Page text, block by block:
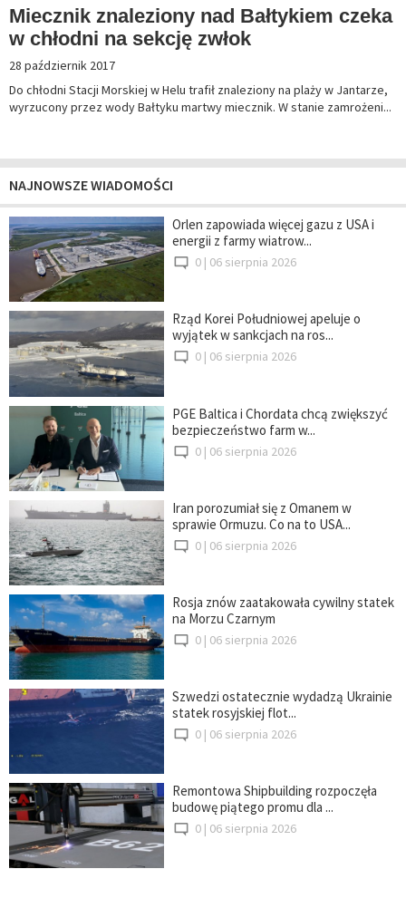
Miecznik znaleziony nad Bałtykiem czeka
w chłodni na sekcję zwłok
28 październik 2017
Do chłodni Stacji Morskiej w Helu trafił znaleziony na plaży w Jantarze,
wyrzucony przez wody Bałtyku martwy miecznik. W stanie zamrożeni...
NAJNOWSZE WIADOMOŚCI
Orlen zapowiada więcej gazu z USA i
energii z farmy wiatrow...
0 | 06 sierpnia 2026
Rząd Korei Południowej apeluje o
wyjątek w sankcjach na ros...
0 | 06 sierpnia 2026
PGE Baltica i Chordata chcą zwiększyć
bezpieczeństwo farm w...
0 | 06 sierpnia 2026
Iran porozumiał się z Omanem w
sprawie Ormuzu. Co na to USA...
0 | 06 sierpnia 2026
Rosja znów zaatakowała cywilny statek
na Morzu Czarnym
0 | 06 sierpnia 2026
Szwedzi ostatecznie wydadzą Ukrainie
statek rosyjskiej flot...
0 | 06 sierpnia 2026
Remontowa Shipbuilding rozpoczęła
budowę piątego promu dla ...
0 | 06 sierpnia 2026